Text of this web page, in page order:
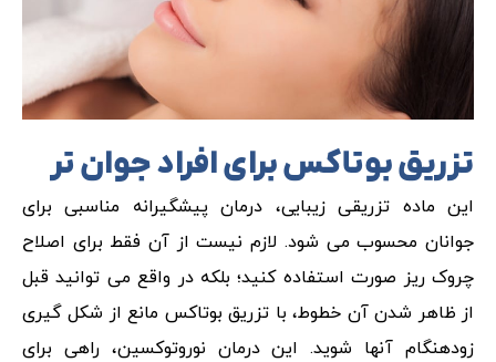
تزریق بوتاکس برای افراد جوان تر
این ماده تزریقی زیبایی، درمان پیشگیرانه مناسبی برای
جوانان محسوب می شود. لازم نیست از آن فقط برای اصلاح
چروک ریز صورت استفاده کنید؛ بلکه در واقع می توانید قبل
از ظاهر شدن آن خطوط، با تزریق بوتاکس مانع از شکل گیری
زودهنگام آنها شوید. این درمان نوروتوکسین، راهی برای